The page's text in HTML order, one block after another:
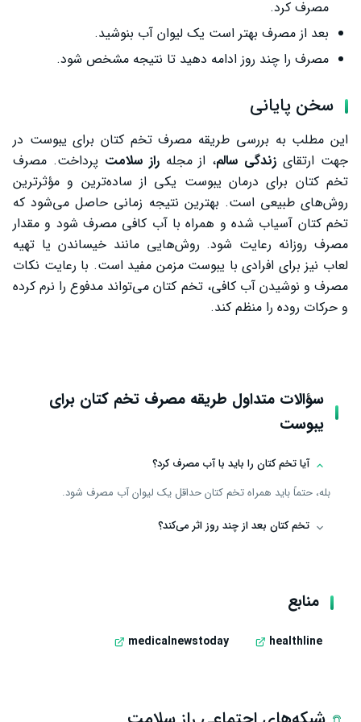
مصرف کرد.
بعد از مصرف بهتر است یک لیوان آب بنوشید.
مصرف را چند روز ادامه دهید تا نتیجه مشخص شود.
سخن پایانی
این مطلب به بررسی طریقه مصرف تخم کتان برای یبوست در
جهت ارتقای زندگی سالم، از مجلهراز سلامت پرداخت. مصرف
تخم کتان برای درمان یبوست یکی از ساده‌ترین و مؤثرترین
روش‌های طبیعی است. بهترین نتیجه زمانی حاصل می‌شود که
تخم کتان آسیاب شده و همراه با آب کافی مصرف شود و مقدار
مصرف روزانه رعایت شود. روش‌هایی مانند خیساندن یا تهیه
لعاب نیز برای افرادی با یبوست مزمن مفید است. با رعایت نکات
مصرف و نوشیدن آب کافی، تخم کتان می‌تواند مدفوع را نرم کرده
و حرکات روده را منظم کند.
سؤالات متداول طریقه مصرف تخم کتان برای
یبوست
آیا تخم کتان را باید با آب مصرف کرد؟
بله، حتماً باید همراه تخم کتان حداقل یک لیوان آب مصرف شود.
تخم کتان بعد از چند روز اثر می‌کند؟
منابع
healthline
medicalnewstoday